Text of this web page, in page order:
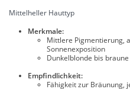
Mittelheller Hauttyp
Merkmale:
Mittlere Pigmentierung,
Sonnenexposition
Dunkelblonde bis
Empfindlichkeit:
Fähigkeit zur Bräunung,